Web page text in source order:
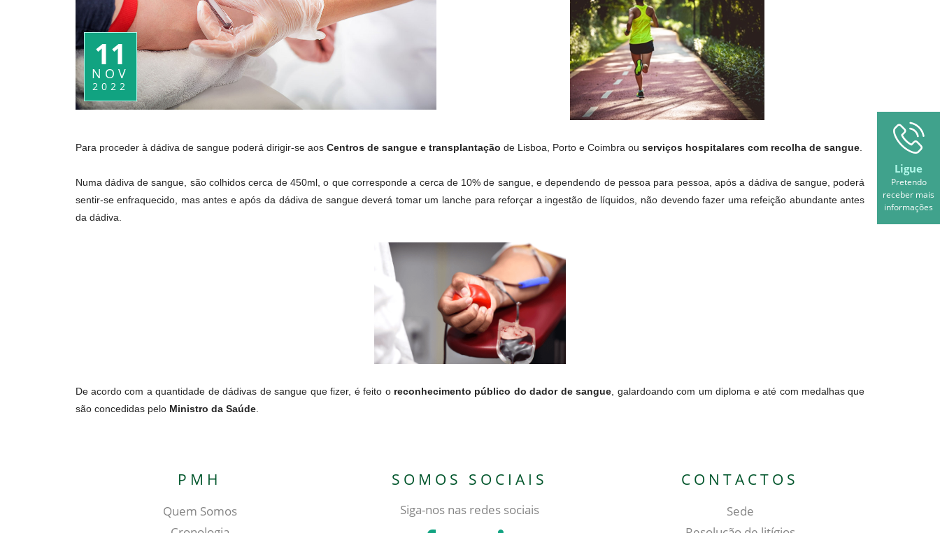
Ligue
Pretendo
receber mais
informações
11
NOV
2022
Para proceder à dádiva de sangue poderá dirigir-se aos Centros de sangue e transplantação de Lisboa, Porto e Coimbra ou serviços hospitalares com recolha de sangue.
Numa dádiva de sangue, são colhidos cerca de 450ml, o que corresponde a cerca de 10% de sangue, e dependendo de pessoa para pessoa, após a dádiva de sangue, poderá
sentir-se enfraquecido, mas antes e após da dádiva de sangue deverá tomar um lanche para reforçar a ingestão de líquidos, não devendo fazer uma refeição abundante antes
da dádiva.
De acordo com a quantidade de dádivas de sangue que fizer, é feito o reconhecimento público do dador de sangue, galardoando com um diploma e até com medalhas que
são concedidas pelo Ministro da Saúde.
PMH
Quem Somos
SOMOS SOCIAIS
Siga-nos nas redes sociais
CONTACTOS
Sede